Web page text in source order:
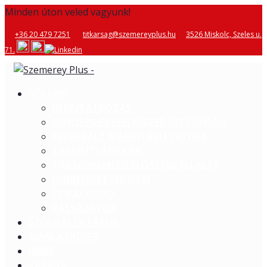
Minden úton veled vagyunk!
+36 20 479 7251 titkarsag@szemereyplus.hu
3526 Miskolc, Szeles u.
71.